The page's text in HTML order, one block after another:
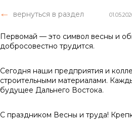
вернуться в раздел
Первомай — это символ весны и
добросовестно трудится.
Сегодня наши предприятия и
строительными материалами.
будущее Дальнего Востока.
С праздником Весны и труда!